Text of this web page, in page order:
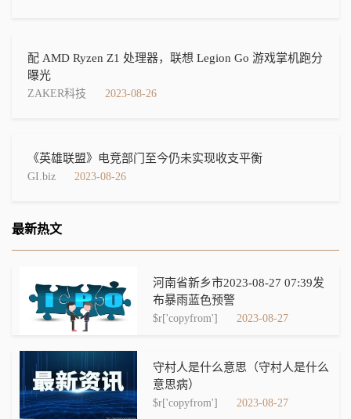
配 AMD Ryzen Z1 处理器，联想 Legion Go 游戏掌机跑分
曝光
ZAKER科技 2023-08-26
《英雄联盟》电竞部门至今仍未实现收支平衡
GI.biz 2023-08-26
最新热文
河南省新乡市2023-08-27 07:39发
布暴雨蓝色预警
$r['copyfrom'] 2023-08-27
守村人是什么意思（守村人是什么
意思病）
$r['copyfrom'] 2023-08-27